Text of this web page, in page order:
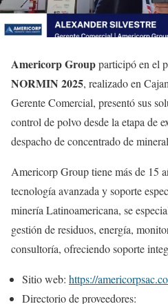
Americorp Groupparticipó en el
NORMIN 2025, realizado en
Gerente Comercial, presentó sus
control de polvo desde la etapa de
despacho de concentrado de
Americorp Group tiene más de 15
tecnología avanzada y soporte
minería Latinoamericana, se
gestión de residuos, energía,
consultoría, ofreciendo soporte
Sitio web: https://
Directorio de proveedores: